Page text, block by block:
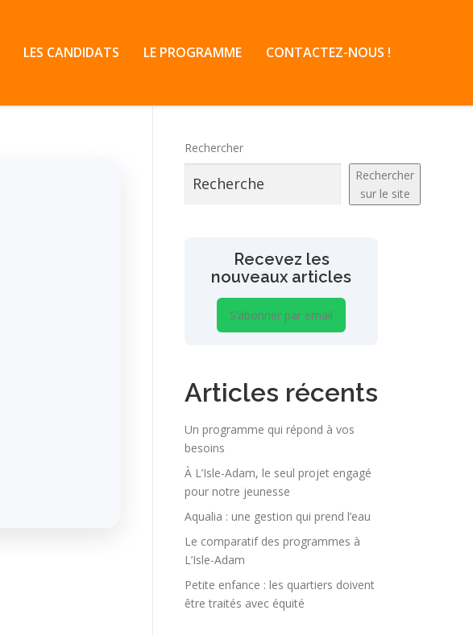
LES CANDIDATS LE PROGRAMME CONTACTEZ-NOUS !
Rechercher
Rechercher
sur le site
Recevez les
nouveaux articles
S’abonner par email
Articles récents
Un programme qui répond à vos
besoins
À L’Isle-Adam, le seul projet engagé
pour notre jeunesse
Aqualia : une gestion qui prend l’eau
Le comparatif des programmes à
L’Isle-Adam
Petite enfance : les quartiers doivent
être traités avec équité